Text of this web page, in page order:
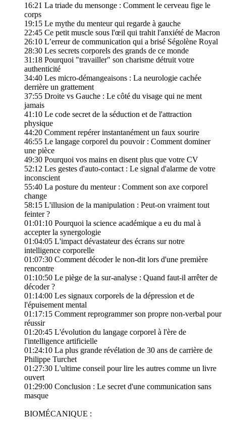
16:21 La triade du mensonge : Comment le cerveau fige le
corps
19:15 Le mythe du menteur qui regarde à gauche
22:45 Ce petit muscle sous l'œil qui trahit l'anxiété de Macron
26:10 L’erreur de communication qui a brisé Ségolène Royal
28:30 Les secrets corporels des grands de ce monde
31:18 Pourquoi "travailler" son charisme détruit votre
authenticité
34:40 Les micro-démangeaisons : La neurologie cachée
derrière un grattement
37:55 Droite vs Gauche : Le côté du visage qui ne ment
jamais
41:10 Le code secret de la séduction et de l'attraction
physique
44:20 Comment repérer instantanément un faux sourire
46:55 Le langage corporel du pouvoir : Comment dominer
une pièce
49:30 Pourquoi vos mains en disent plus que votre CV
52:12 Les gestes d'auto-contact : Le signal d'alarme de votre
inconscient
55:40 La posture du menteur : Comment son axe corporel
change
58:15 L'illusion de la manipulation : Peut-on vraiment tout
feinter ?
01:01:10 Pourquoi la science académique a eu du mal à
accepter la synergologie
01:04:05 L'impact dévastateur des écrans sur notre
intelligence corporelle
01:07:30 Comment décoder le non-dit lors d'une première
rencontre
01:10:50 Le piège de la sur-analyse : Quand faut-il arrêter de
décoder ?
01:14:00 Les signaux corporels de la dépression et de
l'épuisement mental
01:17:15 Comment reprogrammer son propre non-verbal pour
réussir
01:20:45 L'évolution du langage corporel à l'ère de
l'intelligence artificielle
01:24:10 La plus grande révélation de 30 ans de carrière de
Philippe Turchet
01:27:30 L'ultime conseil pour lire les autres comme un livre
ouvert
01:29:00 Conclusion : Le secret d'une communication sans
masque
BIOMÉCANIQUE :